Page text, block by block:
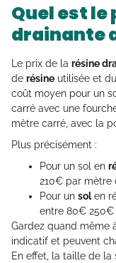
Quel est le
drainante
Le prix de la résine
de résine utilisée et
coût moyen pour un
carré avec une
mètre carré, avec la
Plus précisément :
Pour un sol en
210€ par mètre
Pour un solen
entre 80€ 250€
Gardez quand même
indicatif et peuvent
En effet, la taille de